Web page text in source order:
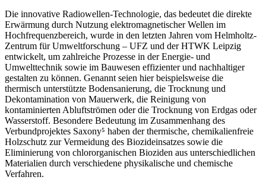
Die innovative Radiowellen-Technologie, das bedeutet die direkte
Erwärmung durch Nutzung elektromagnetischer Wellen im
Hochfrequenzbereich, wurde in den letzten Jahren vom Helmholtz-
Zentrum für Umweltforschung – UFZ und der HTWK Leipzig
entwickelt, um zahlreiche Prozesse in der Energie- und
Umwelttechnik sowie im Bauwesen effizienter und nachhaltiger
gestalten zu können. Genannt seien hier beispielsweise die
thermisch unterstützte Bodensanierung, die Trocknung und
Dekontamination von Mauerwerk, die Reinigung von
kontaminierten Abluftströmen oder die Trocknung von Erdgas oder
Wasserstoff. Besondere Bedeutung im Zusammenhang des
Verbundprojektes Saxony⁵ haben der thermische, chemikalienfreie
Holzschutz zur Vermeidung des Biozideinsatzes sowie die
Eliminierung von chlororganischen Bioziden aus unterschiedlichen
Materialien durch verschiedene physikalische und chemische
Verfahren.